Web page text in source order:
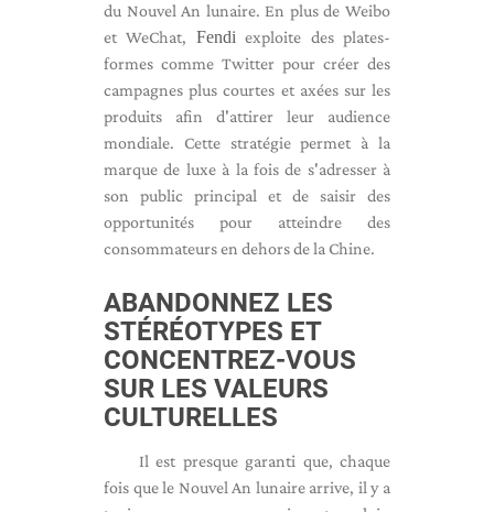
du Nouvel An lunaire. En plus de Weibo
et WeChat, Fendi exploite des plates-
formes comme Twitter pour créer des
campagnes plus courtes et axées sur les
produits afin d'attirer leur audience
mondiale. Cette stratégie permet à la
marque de luxe à la fois de s'adresser à
son public principal et de saisir des
opportunités pour atteindre des
consommateurs en dehors de la Chine.
ABANDONNEZ LES
STÉRÉOTYPES ET
CONCENTREZ-VOUS
SUR LES VALEURS
CULTURELLES
Il est presque garanti que, chaque
fois que le Nouvel An lunaire arrive, il y a